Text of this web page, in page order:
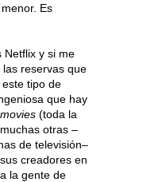
Es
Netflix y si me
reservas que
tipo de
que hay
(toda la
otras –
de televisión–
creadores en
la gente de